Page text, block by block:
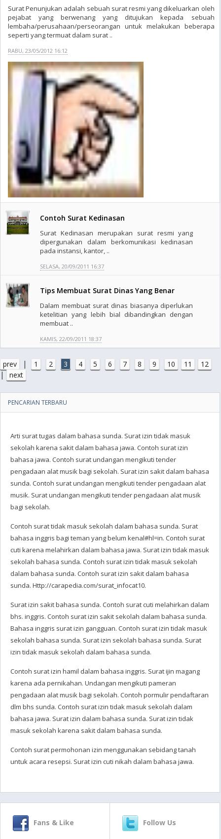
Surat Penunjukan adalah sebuah surat resmi yang dikeluarkan oleh
pejabat yang berwenang yang ditujukan kepada sebuah
lembaha/perusahaan/perseorangan untuk melakukan beberapa
seperti yang termuat dalam surat ..
RABU, 23/05/2012 16:12
Contoh Surat Kedinasan
Surat Kedinasan merupakan surat resmi yang
dipergunakan dalam berkomunikasi kedinasan
pada instansi, kantor, ..
SELASA, 20/09/2011 16:37
Tips Membuat Surat Dinas Yang Benar
Dalam membuat surat dinas biasanya diperlukan
ketelitian yang lebih bial dibandingkan dengan
membuat ..
KAMIS, 22/09/2011 18:37
prev | 1 2 3 4 5 6 7 8 9 10 11 12
| next
PENCARIAN TERBARU
Arti surat tugas dalam bahasa sunda. Surat izin tidak masuk
sekolah karena sakit dalam bahasa jawa. Contoh surat izin
bahasa jawa. Contoh surat undangan mengikuti tender
pengadaan alat musik bagi sekolah. Surat izin sakit dalam bahasa
sunda. Contoh surat undangan mengikuti tender pengadaan alat
musik. Surat undangan mengikuti tender pengadaan alat musik
bagi sekolah.
Contoh surat tidak masuk sekolah dalam bahasa sunda. Surat
bahasa inggris bagi teman yang belum kenal#hl=in. Contoh surat
cuti karena melahirkan dalam bahasa jawa. Surat izin tidak masuk
sekolah bahasa sunda. Contoh surat izin tidak masuk sekolah
dalam bahasa sunda. Contoh surat izin sakit dalam bahasa
sunda. Http://carapedia.com/surat_infocat10.
Surat izin sakit bahasa sunda. Contoh surat cuti melahirkan dalam
bhs. inggris. Contoh surat izin sakit sekolah dalam bahasa sunda.
Bahasa inggris surat izin gangguan. Contoh surat izin tidak masuk
sekolah bahasa sunda. Surat izin sekolah bahasa sunda. Surat
izin tidak masuk sekolah dalam bahasa sunda.
Contoh surat izin hamil dalam bahasa inggris. Surat ijin magang
karena ada pernikahan. Undangan mengikuti pameran
pengadaan alat musik bagi sekolah. Contoh pormulir pendaftaran
dlm bhs sunda. Contoh surat izin tidak masuk sekolah dalam
bahasa jawa. Surat izin dalam bahasa sunda. Surat izin tidak
masuk sekolah karena sakit dalam bahasa sunda.
Contoh surat permohonan izin menggunakan sebidang tanah
untuk acara resepsi. Surat izin cuti nikah dalam bahasa jawa.
Fans & Like Follow Us